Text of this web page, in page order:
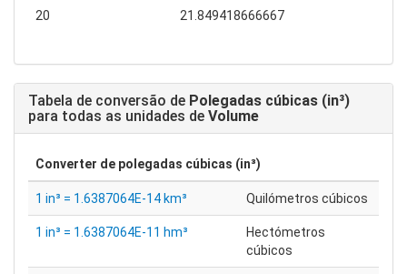
20 21.849418666667
Tabela de conversão de Polegadas cúbicas (in³)
para todas as unidades de Volume
Converter de polegadas cúbicas (in³)
1 in³ = 1.6387064E-14 km³ Quilómetros cúbicos
1 in³ = 1.6387064E-11 hm³
Hectómetros
cúbicos